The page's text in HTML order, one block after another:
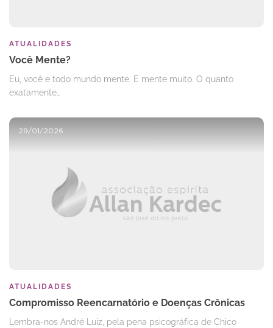
ATUALIDADES
Você Mente?
Eu, você e todo mundo mente. E mente muito. O quanto
exatamente…
29/01/2026
ATUALIDADES
Compromisso Reencarnatório e Doenças Crônicas
Lembra-nos André Luiz, pela pena psicográfica de Chico